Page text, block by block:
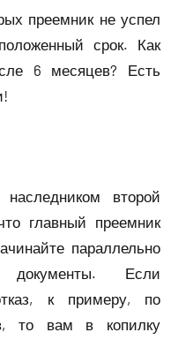
преемник не успел
срок. Как
6 месяцев? Есть
второй
главный преемник
параллельно
документы. Если
к примеру, по
то вам в копилку